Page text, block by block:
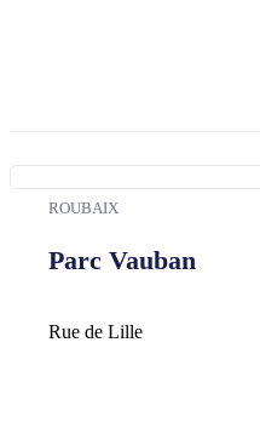
ROUBAIX
Parc Vauban
Rue de Lille